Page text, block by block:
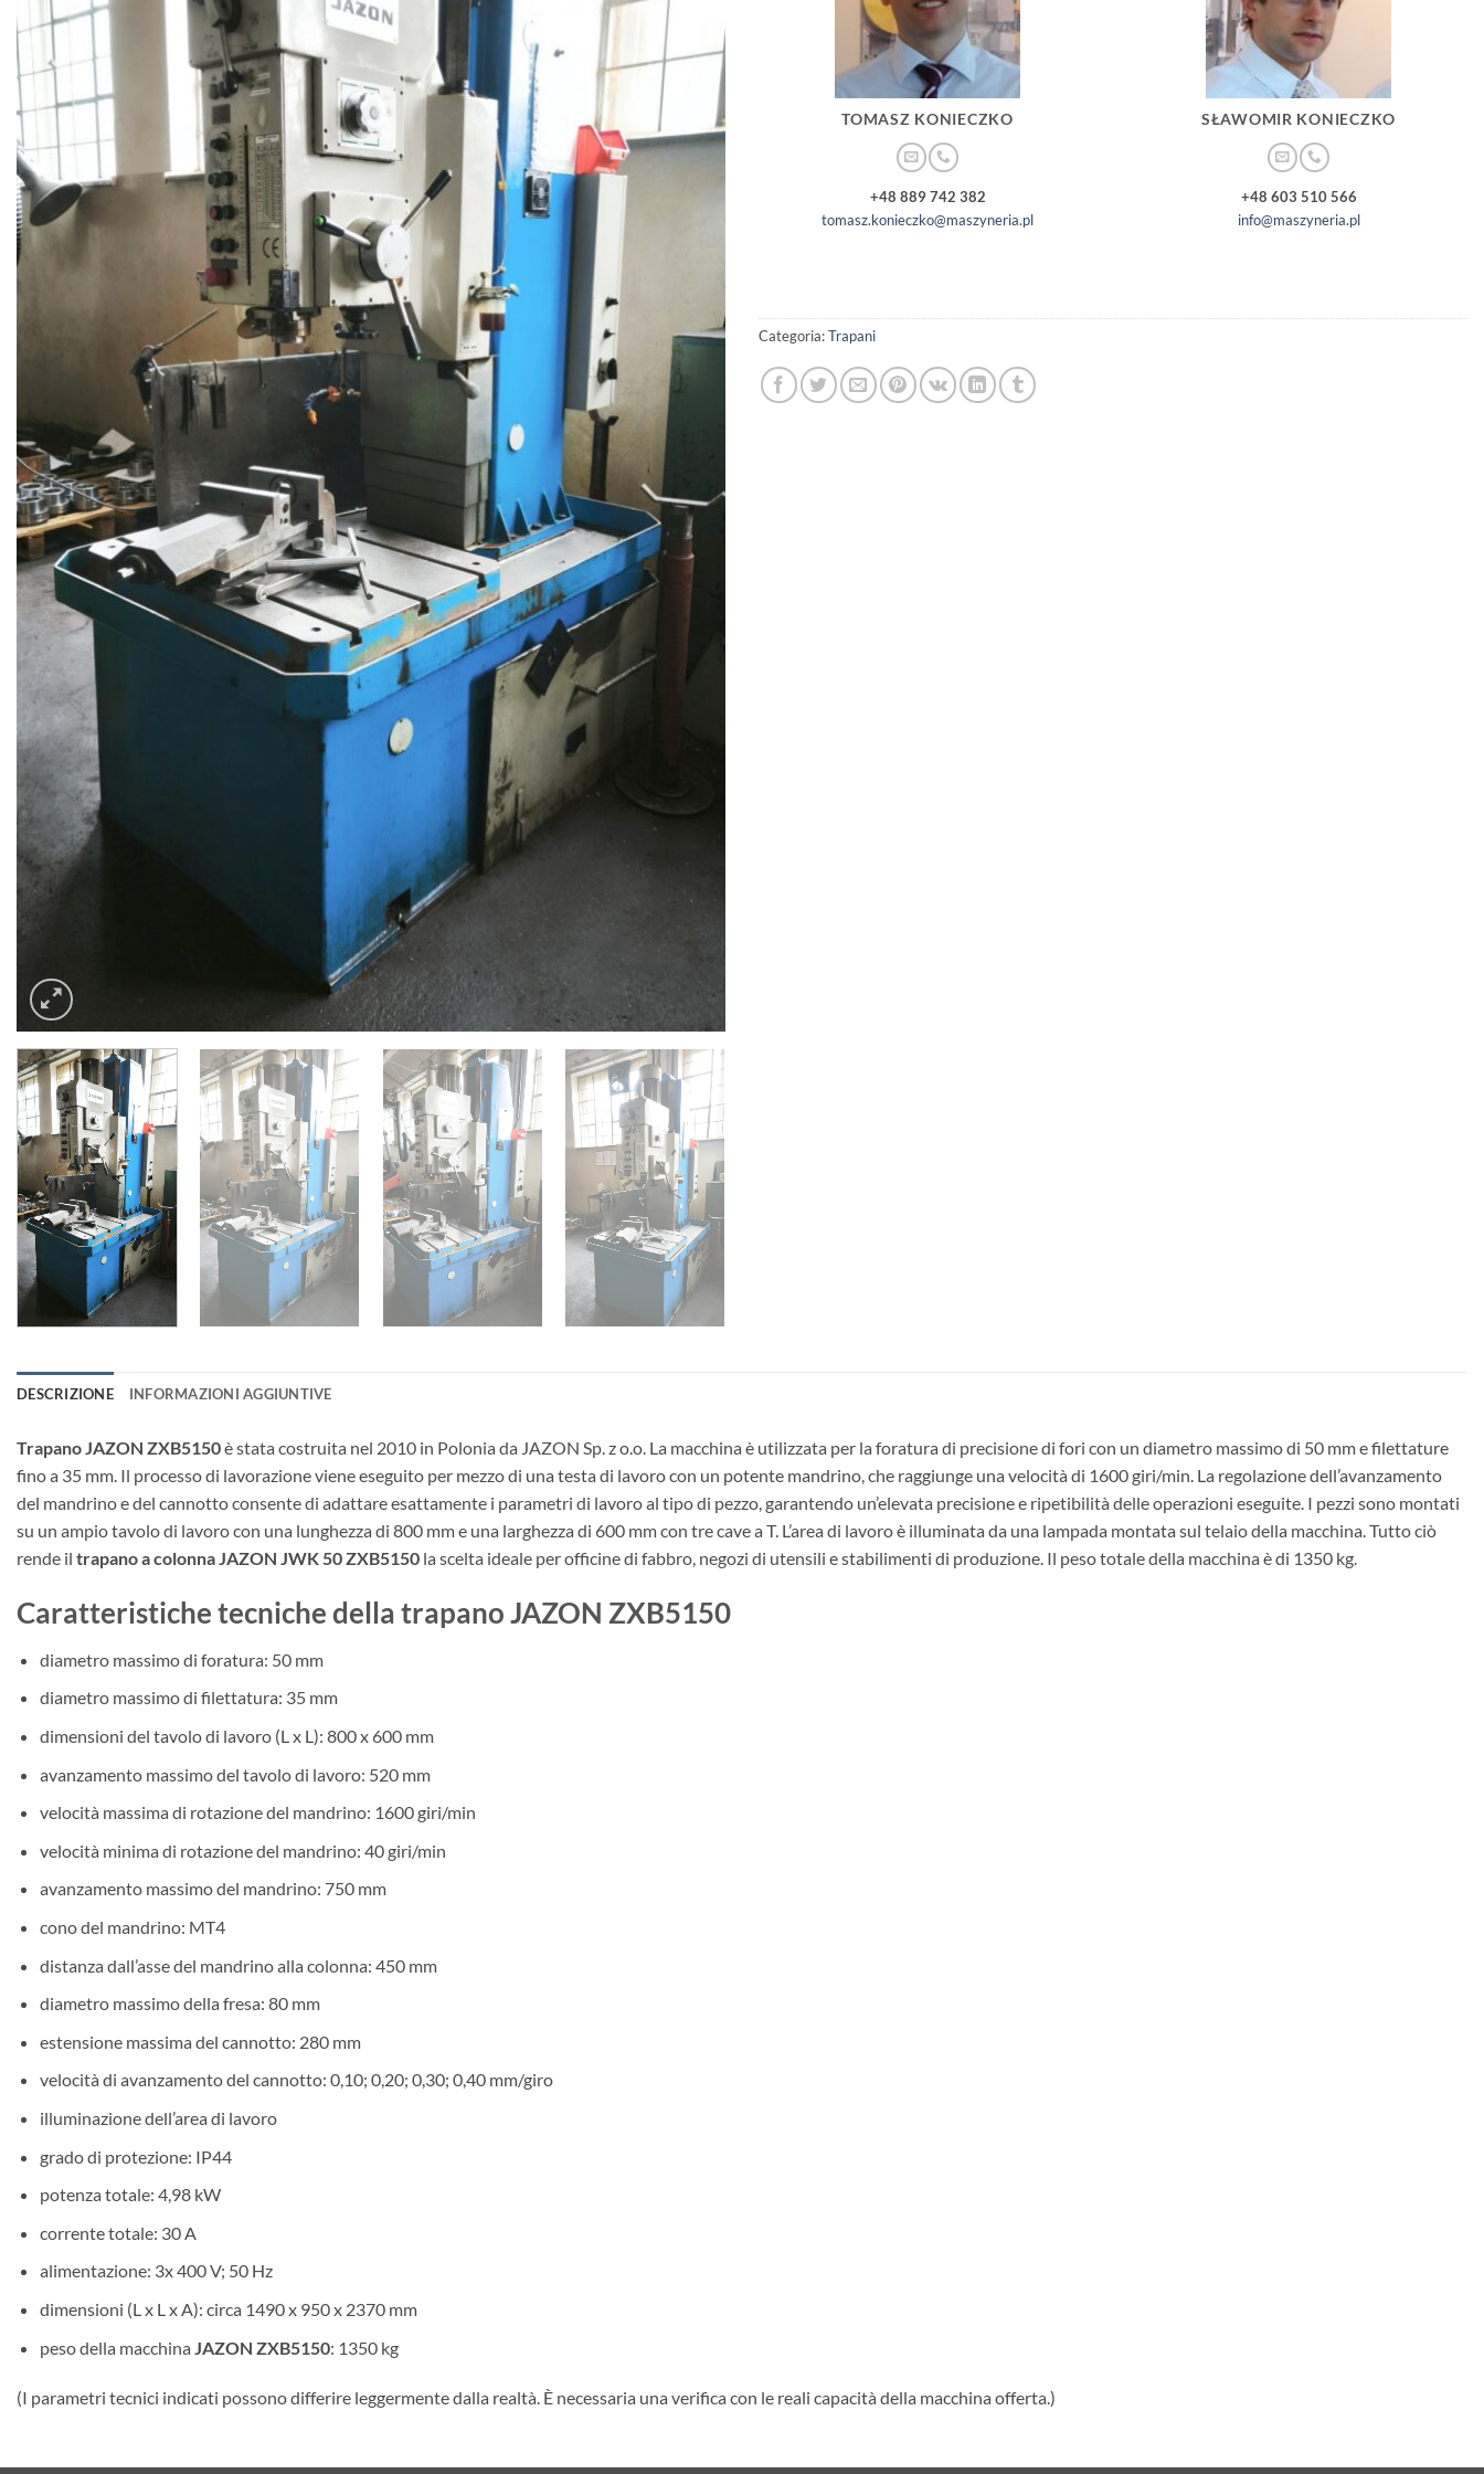
TOMASZ KONIECZKO
+48 889 742 382
tomasz.konieczko@maszyneria.pl
SŁAWOMIR KONIECZKO
+48 603 510 566
info@maszyneria.pl
Categoria:Trapani
DESCRIZIONE INFORMAZIONI AGGIUNTIVE
Trapano JAZON ZXB5150è stata costruita nel 2010 in Polonia da JAZON Sp. z o.o. La macchina è utilizzata per la foratura di precisione di fori con un diametro massimo di 50 mm e filettature
fino a 35 mm. Il processo di lavorazione viene eseguito per mezzo di una testa di lavoro con un potente mandrino, che raggiunge una velocità di 1600 giri/min. La regolazione dell’avanzamento
del mandrino e del cannotto consente di adattare esattamente i parametri di lavoro al tipo di pezzo, garantendo un’elevata precisione e ripetibilità delle operazioni eseguite. I pezzi sono montati
su un ampio tavolo di lavoro con una lunghezza di 800 mm e una larghezza di 600 mm con tre cave a T. L’area di lavoro è illuminata da una lampada montata sul telaio della macchina. Tutto ciò
rende il trapano a colonna JAZON JWK 50 ZXB5150 la scelta ideale per officine di fabbro, negozi di utensili e stabilimenti di produzione. Il peso totale della macchina è di 1350 kg.
Caratteristiche tecniche della trapano JAZON ZXB5150
diametro massimo di foratura: 50 mm
diametro massimo di filettatura: 35 mm
dimensioni del tavolo di lavoro (L x L): 800 x 600 mm
avanzamento massimo del tavolo di lavoro: 520 mm
velocità massima di rotazione del mandrino: 1600 giri/min
velocità minima di rotazione del mandrino: 40 giri/min
avanzamento massimo del mandrino: 750 mm
cono del mandrino: MT4
distanza dall’asse del mandrino alla colonna: 450 mm
diametro massimo della fresa: 80 mm
estensione massima del cannotto: 280 mm
velocità di avanzamento del cannotto: 0,10; 0,20; 0,30; 0,40 mm/giro
illuminazione dell’area di lavoro
grado di protezione: IP44
potenza totale: 4,98 kW
corrente totale: 30 A
alimentazione: 3x 400 V; 50 Hz
dimensioni (L x L x A): circa 1490 x 950 x 2370 mm
peso della macchina JAZON ZXB5150: 1350 kg
(I parametri tecnici indicati possono differire leggermente dalla realtà. È necessaria una verifica con le reali capacità della macchina offerta.)